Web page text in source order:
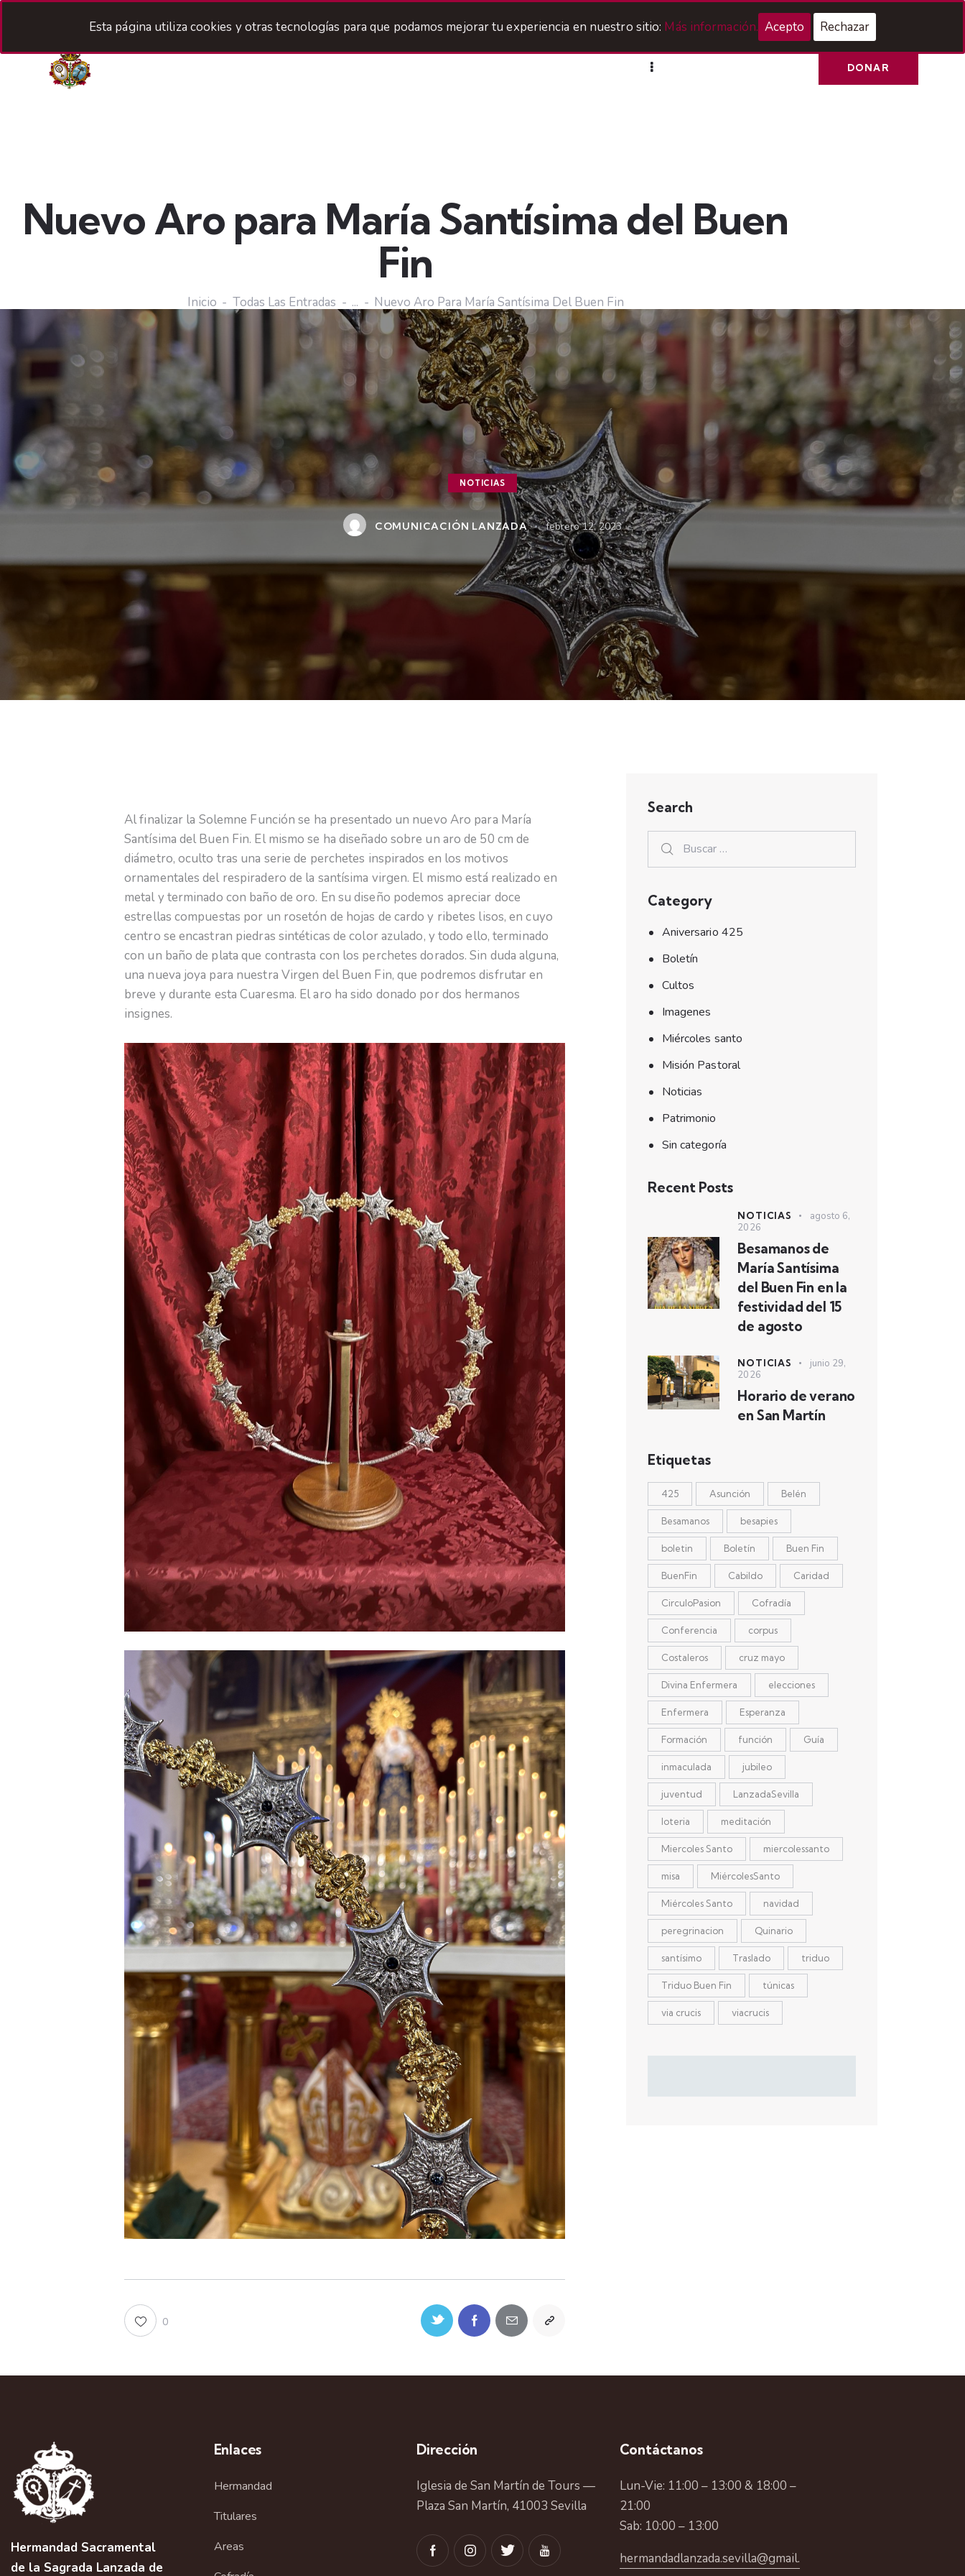
Acceso Hermanos
DONAR
Nuevo Aro para María Santísima del Buen
Fin
Inicio Todas Las Entradas ... Nuevo Aro Para María Santísima Del Buen Fin
NOTICIAS
COMUNICACIÓN LANZADA febrero 12, 2023
Al finalizar la Solemne Función se ha presentado un nuevo Aro para María
Santísima del Buen Fin. El mismo se ha diseñado sobre un aro de 50 cm de
diámetro, oculto tras una serie de perchetes inspirados en los motivos
ornamentales del respiradero de la santísima virgen. El mismo está realizado en
metal y terminado con baño de oro. En su diseño podemos apreciar doce
estrellas compuestas por un rosetón de hojas de cardo y ribetes lisos, en cuyo
centro se encastran piedras sintéticas de color azulado, y todo ello, terminado
con un baño de plata que contrasta con los perchetes dorados. Sin duda alguna,
una nueva joya para nuestra Virgen del Buen Fin, que podremos disfrutar en
breve y durante esta Cuaresma. El aro ha sido donado por dos hermanos
insignes.
0
Search
Category
Aniversario 425
Boletín
Cultos
Imagenes
Miércoles santo
Misión Pastoral
Noticias
Patrimonio
Sin categoría
Recent Posts
NOTICIAS
agosto 6,
2026
Besamanos de
María Santísima
del Buen Fin en la
festividad del 15
de agosto
NOTICIAS
junio 29,
2026
Horario de verano
en San Martín
Etiquetas
425 Asunción Belén
Besamanos besapies
boletin Boletín Buen Fin
BuenFin Cabildo Caridad
CirculoPasion Cofradía
Conferencia corpus
Costaleros cruz mayo
Divina Enfermera elecciones
Enfermera Esperanza
Formación función Guía
inmaculada jubileo
juventud LanzadaSevilla
loteria meditación
Miercoles Santo miercolessanto
misa MiércolesSanto
Miércoles Santo navidad
peregrinacion Quinario
santísimo Traslado triduo
Triduo Buen Fin túnicas
via crucis viacrucis
Hermandad Sacramental
de la Sagrada Lanzada de
Enlaces
Hermandad
Titulares
Areas
Dirección
Iglesia de San Martín de Tours —
Plaza San Martín, 41003 Sevilla
Contáctanos
Lun-Vie: 11:00 – 13:00 & 18:00 –
21:00
Sab: 10:00 – 13:00
hermandadlanzada.sevilla@gmail.
Esta página utiliza cookies y otras tecnologías para que podamos mejorar tu experiencia en nuestro sitio: Más información. Acepto Rechazar